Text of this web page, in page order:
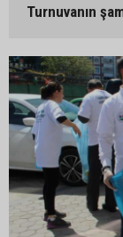
Turnuvanın